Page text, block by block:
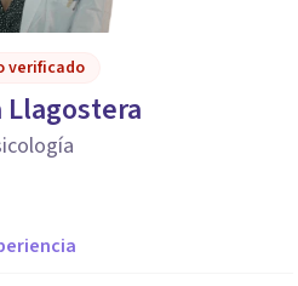
verificado
Llagostera